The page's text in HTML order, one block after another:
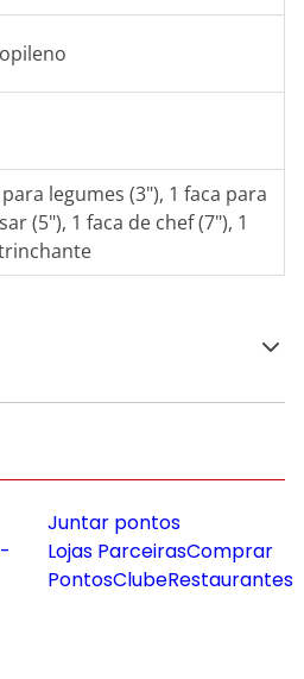
legumes (3"), 1 faca para
(5"), 1 faca de chef (7"), 1
Juntar pontos
Lojas ParceirasComprar
PontosClubeRestaurantes